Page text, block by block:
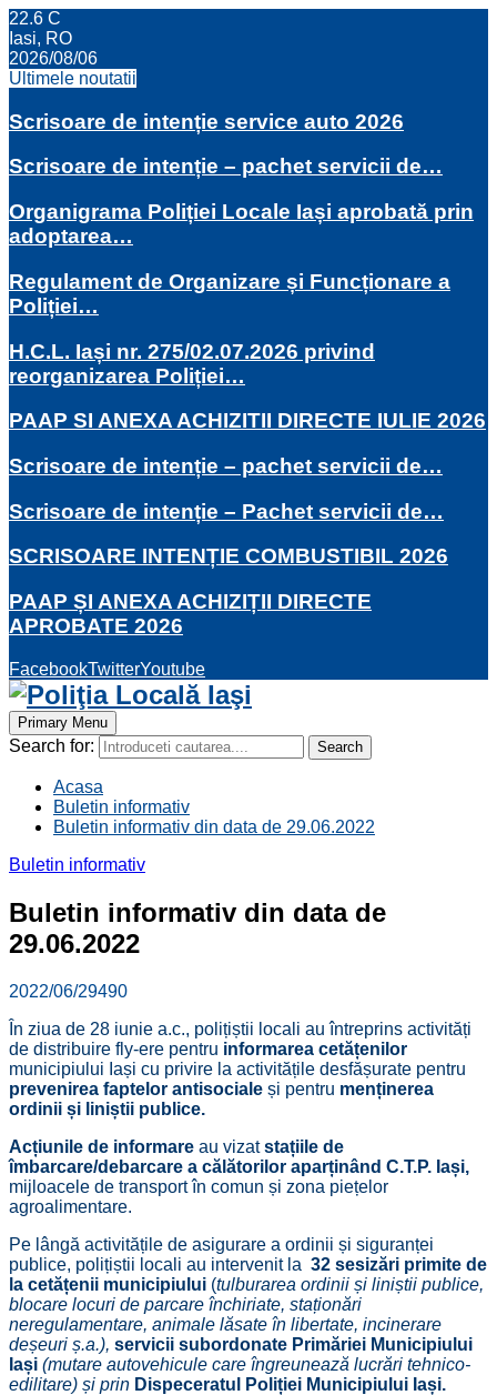
22.6 C
Iasi, RO
2026/08/06
Ultimele noutatii
Scrisoare de intenție service auto 2026
Scrisoare de intenție – pachet servicii de…
Organigrama Poliției Locale Iași aprobată prin
adoptarea…
Regulament de Organizare și Funcționare a
Poliției…
H.C.L. Iași nr. 275/02.07.2026 privind
reorganizarea Poliției…
PAAP SI ANEXA ACHIZITII DIRECTE IULIE 2026
Scrisoare de intenție – pachet servicii de…
Scrisoare de intenție – Pachet servicii de…
SCRISOARE INTENȚIE COMBUSTIBIL 2026
PAAP ȘI ANEXA ACHIZIȚII DIRECTE
APROBATE 2026
FacebookTwitterYoutube
Primary Menu
Search for: Search
Acasa
Buletin informativ
Buletin informativ din data de 29.06.2022
Buletin informativ
Buletin informativ din data de
29.06.2022
2022/06/29490
În ziua de 28 iunie a.c., polițiștii locali au întreprins activități
de distribuire fly-ere pentru informarea cetățenilor
municipiului Iași cu privire la activitățile desfășurate pentru
prevenirea faptelor antisociale și pentru menținerea
ordinii și liniștii publice.
Acțiunile de informare au vizatstațiile de
îmbarcare/debarcare a călătorilor aparținând C.T.P. Iași,
mijloacele de transport în comun și zona piețelor
agroalimentare.
Pe lângă activitățile de asigurare a ordinii și siguranței
publice, polițiștii locali au intervenit la 32 sesizări primite de
la cetățenii municipiului (tulburarea ordinii și liniștii publice,
blocare locuri de parcare închiriate, staționări
neregulamentare, animale lăsate în libertate, incinerare
deșeuri ș.a.), servicii subordonate Primăriei Municipiului
Iași (mutare autovehicule care îngreunează lucrări tehnico-
edilitare) și prin Dispeceratul Poliției Municipiului Iași.